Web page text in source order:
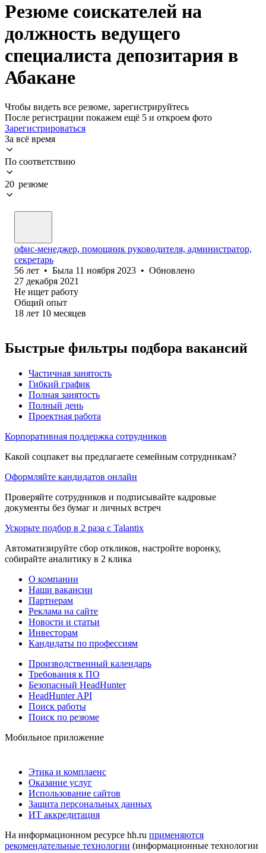
Резюме соискателей на
должность ведущего
специалиста депозитария в
Абакане
Чтобы видеть все резюме, зарегистрируйтесь
После регистрации покажем ещё 5 и откроем фото
Зарегистрироваться
За всё время
По соответствию
20 резюме
офис-менеджер, помощник руководителя, администратор,
секретарь
56 лет • Была 11 ноября 2023 • Обновлено
27 декабря 2021
Не ищет работу
Общий опыт
18 лет 10 месяцев
Быстрые фильтры подбора вакансий
Частичная занятость
Гибкий график
Полная занятость
Полный день
Проектная работа
Корпоративная поддержка сотрудников
Какой соцпакет вы предлагаете семейным сотрудникам?
Оформляйте кандидатов онлайн
Проверяйте сотрудников и подписывайте кадровые
документы без бумаг и личных встреч
Ускорьте подбор в 2 раза с Talantix
Автоматизируйте сбор откликов, настройте воронку,
собирайте аналитику в 2 клика
О компании
Наши вакансии
Партнерам
Реклама на сайте
Новости и статьи
Инвесторам
Кандидаты по профессиям
Производственный календарь
Требования к ПО
Безопасный HeadHunter
HeadHunter API
Поиск работы
Поиск по резюме
Мобильное приложение
Этика и комплаенс
Оказание услуг
Использование сайтов
Защита персональных данных
ИТ аккредитация
На информационном ресурсе hh.ru применяются
рекомендательные технологии (информационные технологии